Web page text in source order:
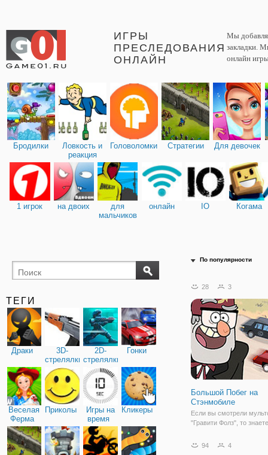
ИГРЫ
ПРЕСЛЕДОВАНИЯ
ОНЛАЙН
Мы
закладки.
онлайн
Бродилки
Ловкость и
реакция
Головоломки Стратегии Для девочек
1 игрок на двоих
для
мальчиков
онлайн IO Когама
ТЕГИ
Драки
3D-
стрелялки
2D-
стрелялки
Гонки
Веселая
Ферма
Приколы
Игры на
время
Кликеры
По популярности
28 3
Большой Побег на
Стэнмобиле
Если вы смотрели
"Гравити Фолз", то
Пайнса. У него была
94 4